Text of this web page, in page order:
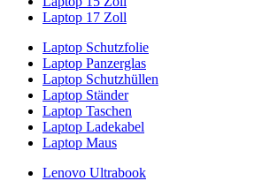
Laptop 17 Zoll
Laptop Schutzfolie
Laptop Panzerglas
Laptop Schutzhüllen
Laptop Ständer
Laptop Taschen
Laptop Ladekabel
Laptop Maus
Lenovo Ultrabook